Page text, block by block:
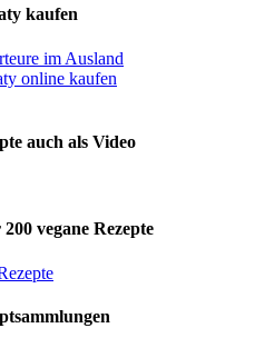
kaufen
im Ausland
online kaufen
auch als Video
vegane Rezepte